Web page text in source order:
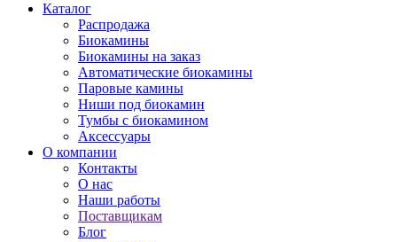
Каталог
Распродажа
Биокамины
Биокамины на заказ
Автоматические биокамины
Паровые камины
Ниши под биокамин
Тумбы с биокамином
Аксессуары
О компании
Контакты
О нас
Наши работы
Поставщикам
Блог